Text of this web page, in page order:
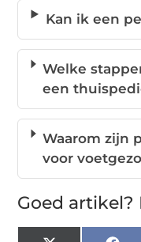
Kan ik een
Welke
een
Waarom zijn
voor
Goed artikel?